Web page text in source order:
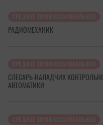
РАДИОМЕХАНИК
СЛЕСАРЬ-НАЛАДЧИК
АВТОМАТИКИ